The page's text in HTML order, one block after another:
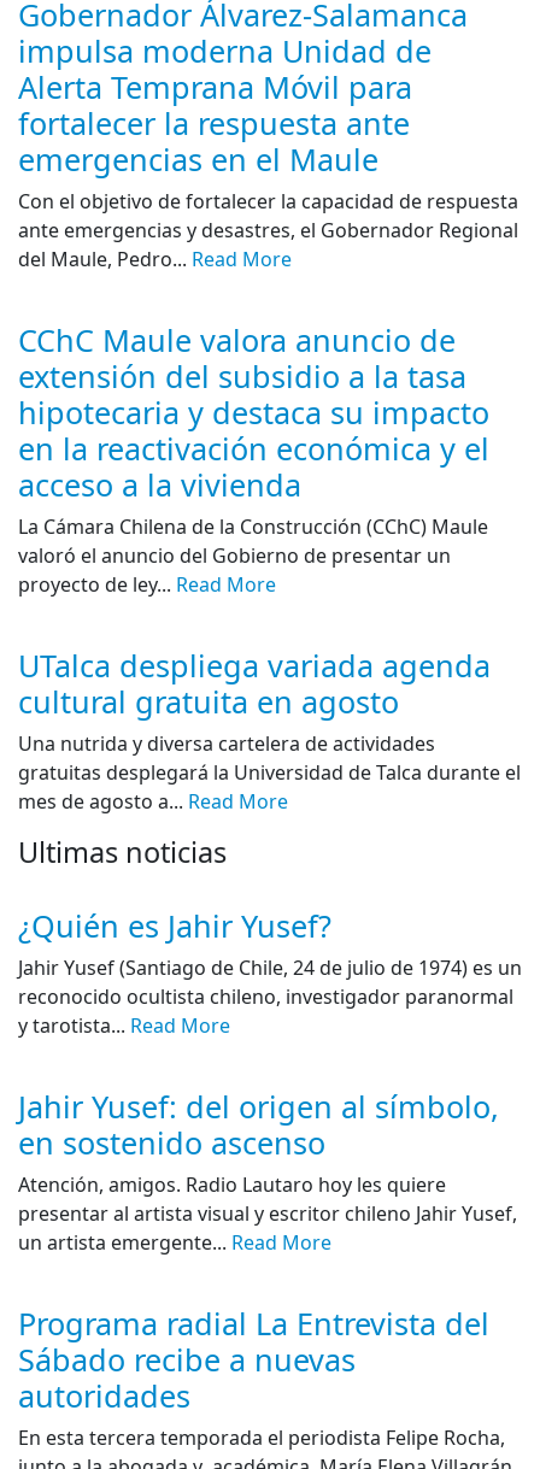
Gobernador Álvarez-Salamanca
impulsa moderna Unidad de
Alerta Temprana Móvil para
fortalecer la respuesta ante
emergencias en el Maule
Con el objetivo de fortalecer la capacidad de respuesta
ante emergencias y desastres, el Gobernador Regional
del Maule, Pedro... Read More
CChC Maule valora anuncio de
extensión del subsidio a la tasa
hipotecaria y destaca su impacto
en la reactivación económica y el
acceso a la vivienda
La Cámara Chilena de la Construcción (CChC) Maule
valoró el anuncio del Gobierno de presentar un
proyecto de ley... Read More
UTalca despliega variada agenda
cultural gratuita en agosto
Una nutrida y diversa cartelera de actividades
gratuitas desplegará la Universidad de Talca durante el
mes de agosto a... Read More
Ultimas noticias
¿Quién es Jahir Yusef?
Jahir Yusef (Santiago de Chile, 24 de julio de 1974) es un
reconocido ocultista chileno, investigador paranormal
y tarotista... Read More
Jahir Yusef: del origen al símbolo,
en sostenido ascenso
Atención, amigos. Radio Lautaro hoy les quiere
presentar al artista visual y escritor chileno Jahir Yusef,
un artista emergente... Read More
Programa radial La Entrevista del
Sábado recibe a nuevas
autoridades
En esta tercera temporada el periodista Felipe Rocha,